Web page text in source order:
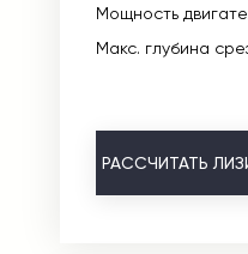
Мощность
Макс. глубина
РАССЧИТАТЬ